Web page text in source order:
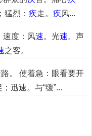
猛烈： 疾走。 疾风...
速度：风速。光速。声
之客。
。 使着急：眼看要开
；迅速。与“缓”...